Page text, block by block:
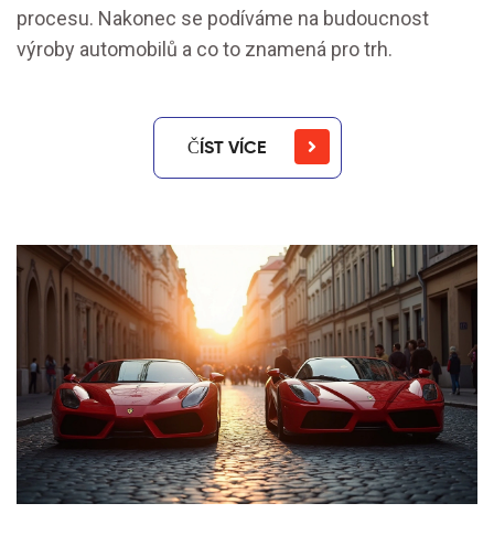
procesu. Nakonec se podíváme na budoucnost
výroby automobilů a co to znamená pro trh.
ČÍST VÍCE